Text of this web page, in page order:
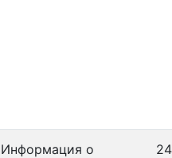
Информация о